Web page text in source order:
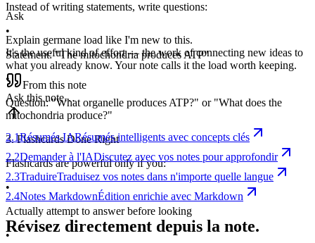
Instead of writing statements, write questions:
•
Statement: "The mitochondria produces ATP"
•
Question: "What organelle produces ATP?" or "What does the
mitochondria produce?"
3. Flashcards Done Right
Flashcards are powerful only if you:
•
Actually attempt to answer before looking
•
Ask
Explain germane load like I'm new to this.
It's the useful kind of effort — the work of connecting new ideas to
what you already know. Your note calls it the load worth keeping.
From this note
Ask this note…
2.1Résumés IARésumés intelligents avec concepts clés
2.2Demander à l'IADiscutez avec vos notes pour approfondir
2.3TraduireTraduisez vos notes dans n'importe quelle langue
2.4Notes MarkdownÉdition enrichie avec Markdown
Révisez directement depuis la note.